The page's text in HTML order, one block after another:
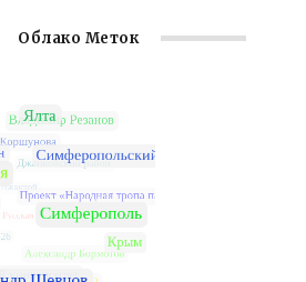
Облако Меток